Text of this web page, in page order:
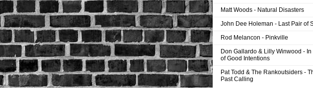
Matt Woods - Natural Disasters
John Dee Holeman - Last Pair of
Rod Melancon - Pinkville
Don Gallardo & Lilly Winwood - In
of Good Intentions
Pat Todd & The Rankoutsiders -
Past Calling